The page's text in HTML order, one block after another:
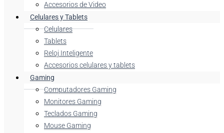
Accesorios de Video
Celulares y Tablets
Celulares
Tablets
Reloj Inteligente
Accesorios celulares y tablets
Gaming
Computadores Gaming
Monitores Gaming
Teclados Gaming
Mouse Gaming